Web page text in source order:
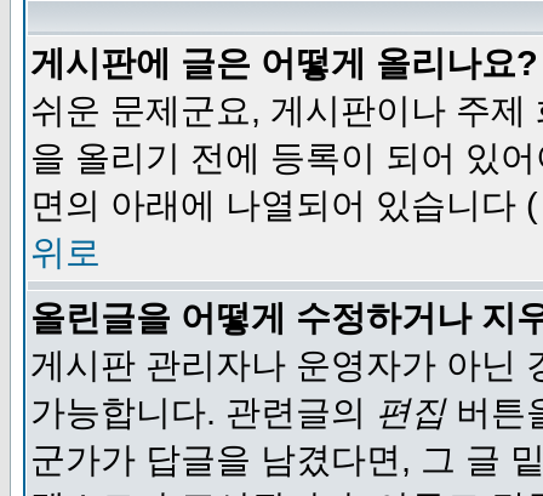
게시판에 글은 어떻게 올리나요?
쉬운 문제군요, 게시판이나 주
을 올리기 전에 등록이 되어 있
면의 아래에 나열되어 있습니다 (
위로
올린글을 어떻게 수정하거나 지
게시판 관리자나 운영자가 아닌
가능합니다. 관련글의 편집버튼
군가가 답글을 남겼다면, 그 글